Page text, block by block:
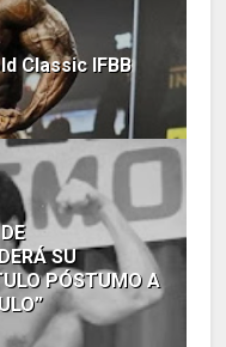
Classic IFBB
SU
PÓSTUMO A